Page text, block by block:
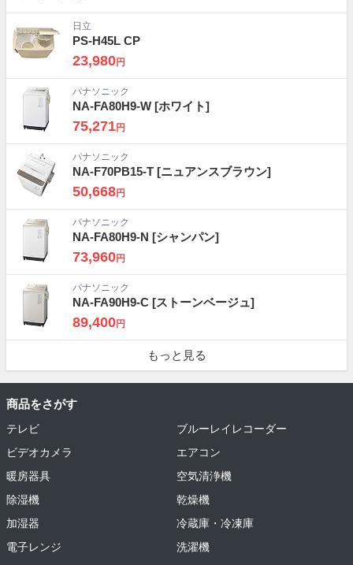
日立
PS-H45L CP
23,980円
パナソニック
NA-FA80H9-W [ホワイト]
75,271円
パナソニック
NA-F70PB15-T [ニュアンスブラウン]
50,668円
パナソニック
NA-FA80H9-N [シャンパン]
73,960円
パナソニック
NA-FA90H9-C [ストーンベージュ]
89,400円
もっと見る
商品をさがす
テレビ
ブルーレイレコーダー
ビデオカメラ
エアコン
暖房器具
空気清浄機
除湿機
乾燥機
加湿器
冷蔵庫・冷凍庫
電子レンジ
洗濯機